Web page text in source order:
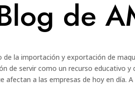
de
la importación y exportación de
de servir como un recurso educativo
afectan a las empresas de hoy en día.